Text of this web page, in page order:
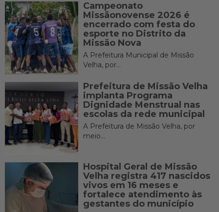
Campeonato
Missãonovense 2026 é
encerrado com festa do
esporte no Distrito da
Missão Nova
A Prefeitura Municipal de Missão
Velha, por...
Prefeitura de Missão Velha
implanta Programa
Dignidade Menstrual nas
escolas da rede municipal
A Prefeitura de Missão Velha, por
meio...
Hospital Geral de Missão
Velha registra 417 nascidos
vivos em 16 meses e
fortalece atendimento às
gestantes do município